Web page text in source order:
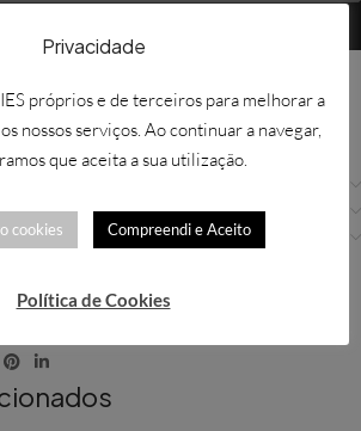
Privacidade
próprios e de terceiros para melhorar a
nossos serviços. Ao continuar a navegar,
que aceita a sua utilização.
cookies Compreendi e Aceito
Política de Cookies